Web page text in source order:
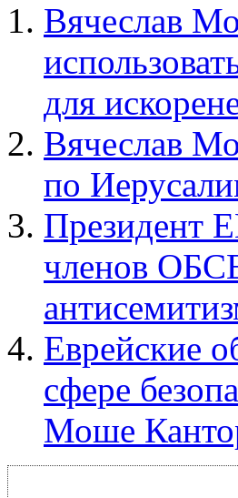
Вячеслав
для
Вячеслав
по
Президент
членов
Еврейские
сфере
Моше